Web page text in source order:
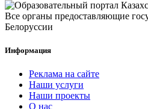
Все органы предоставляющие
Белоруссии
Информация
Реклама на сайте
Наши услуги
Наши проекты
О нас